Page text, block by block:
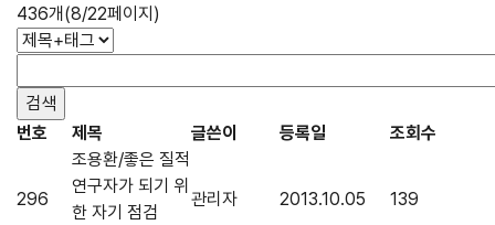
436개(8/22페이지)
번호 제목 글쓴이 등록일 조회수
296
조용환/좋은 질적
연구자가 되기 위
한 자기 점검
관리자 2013.10.05 139